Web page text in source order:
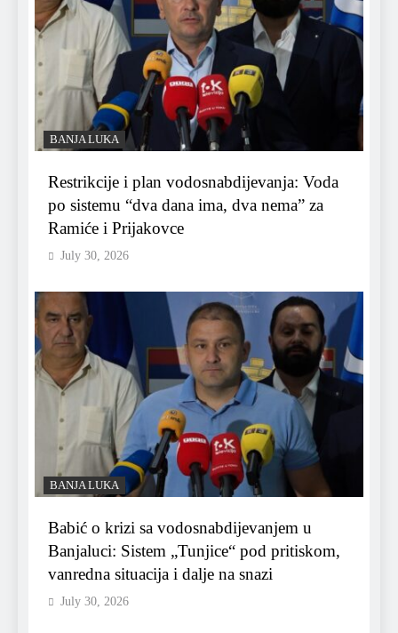
BANJA LUKA
Restrikcije i plan vodosnabdijevanja: Voda
po sistemu “dva dana ima, dva nema” za
Ramiće i Prijakovce
July 30, 2026
BANJA LUKA
Babić o krizi sa vodosnabdijevanjem u
Banjaluci: Sistem „Tunjice“ pod pritiskom,
vanredna situacija i dalje na snazi
July 30, 2026